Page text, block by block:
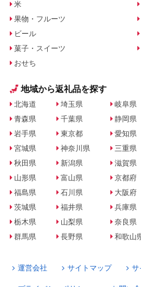
米
果物・フルーツ
ビール
菓子・スイーツ
おせち
地域から返礼品を探す
北海道
青森県
岩手県
宮城県
秋田県
山形県
福島県
茨城県
栃木県
群馬県
埼玉県
千葉県
東京都
神奈川県
新潟県
富山県
石川県
福井県
山梨県
長野県
岐阜県
静岡県
愛知県
三重県
滋賀県
京都府
大阪府
兵庫県
奈良県
和歌山
運営会社 サイトマップ サ